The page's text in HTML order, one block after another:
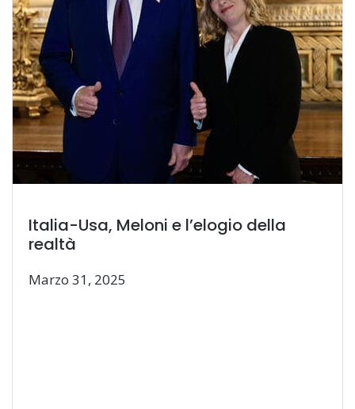
Italia-Usa, Meloni e l’elogio della
realtà
Marzo 31, 2025